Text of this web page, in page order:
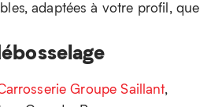
adaptées à votre profil, que
Groupe Saillant,